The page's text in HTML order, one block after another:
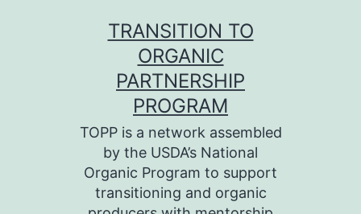
TRANSITION TO
ORGANIC
PARTNERSHIP
PROGRAM
TOPP is a network assembled
by the USDA’s National
Organic Program to support
transitioning and organic